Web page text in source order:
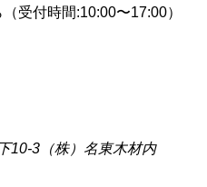
受付時間:10:00〜17:00）
10-3（株）名東木材内